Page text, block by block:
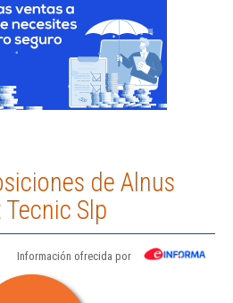
de Alnus
Slp
Información ofrecida por